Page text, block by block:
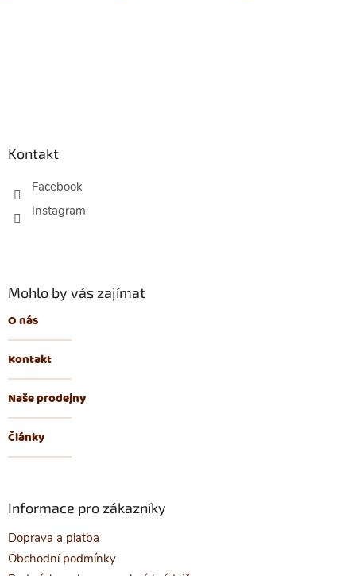
Kontakt
Facebook
Mohlo by vás zajímat
O nás
Kontakt
Naše prodejny
Články
Informace pro zákazníky
Doprava a platba
Obchodní podmínky